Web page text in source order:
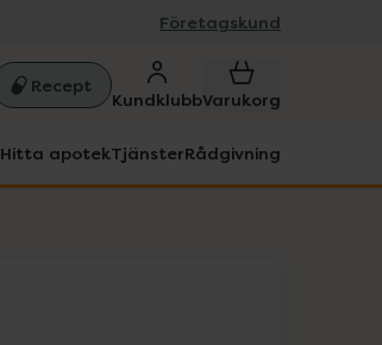
Företagskund
Recept
KundklubbVarukorg
Hitta apotekTjänsterRådgivning